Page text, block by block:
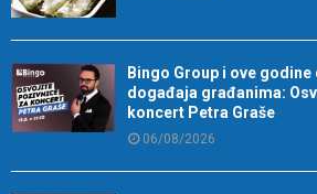
Bingo Group i ove godine
događaja građanima:
koncert Petra Graše
06/08/2026